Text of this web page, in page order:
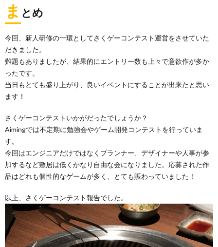
ま とめ
今回、新人研修の一環としてさくゲーコンテスト運営をさせていた
だきました。
難題もありましたが、結果的にエントリー数も上々で意欲作が多か
ったです。
当日もとても盛り上がり、良いイベントにすることが出来たと思い
ます！
さくゲーコンテストいかがだったでしょうか？
Aimingでは不定期に勉強会やゲーム開発コンテストを行っていま
す。
今回はエンジニアだけではなくプランナー、デザイナーや人事が参
加するなど敷居は低くかなり自由な会になりました。応募された作
品はどれも個性的なゲームが多く、とても賑わっていました！
以上、さくゲーコンテスト報告でした。